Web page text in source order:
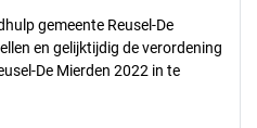
gemeente Reusel-De
en gelijktijdig de verordening
De Mierden 2022 in te